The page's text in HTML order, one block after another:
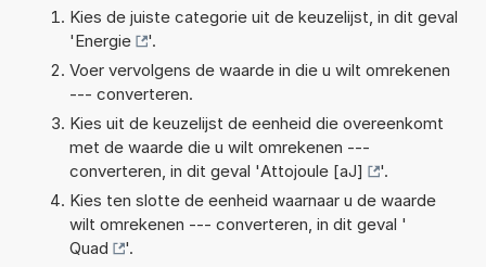
Kies de juiste categorie uit de keuzelijst, in dit geval
'Energie
'.
Voer vervolgens de waarde in die u wilt omrekenen
--- converteren.
Kies uit de keuzelijst de eenheid die overeenkomt
met de waarde die u wilt omrekenen ---
converteren, in dit geval 'Attojoule [aJ]
'.
Kies ten slotte de eenheid waarnaar u de waarde
wilt omrekenen --- converteren, in dit geval '
Quad
'.